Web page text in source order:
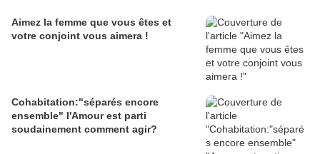
Aimez la femme que vous êtes et
votre conjoint vous aimera !
Cohabitation:"séparés encore
ensemble" l'Amour est parti
soudainement comment agir?